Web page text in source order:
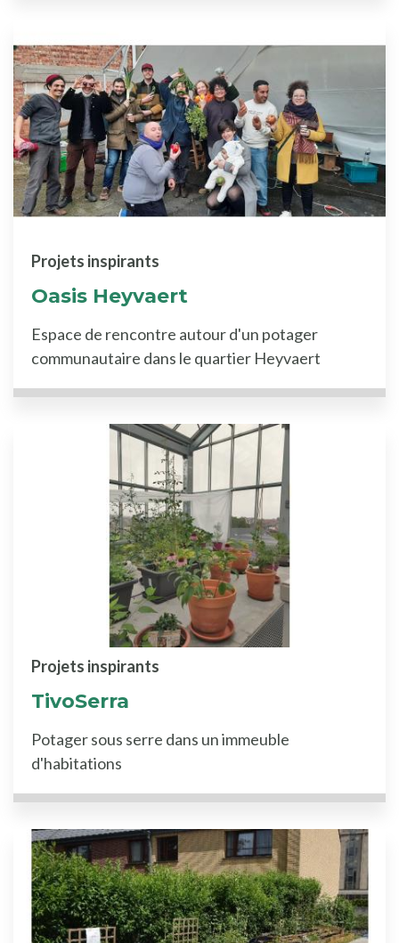
Oasis Heyvaert
Projets inspirants
Espace de rencontre autour d'un potager
communautaire dans le quartier Heyvaert
TivoSerra
Projets inspirants
Potager sous serre dans un immeuble
d'habitations